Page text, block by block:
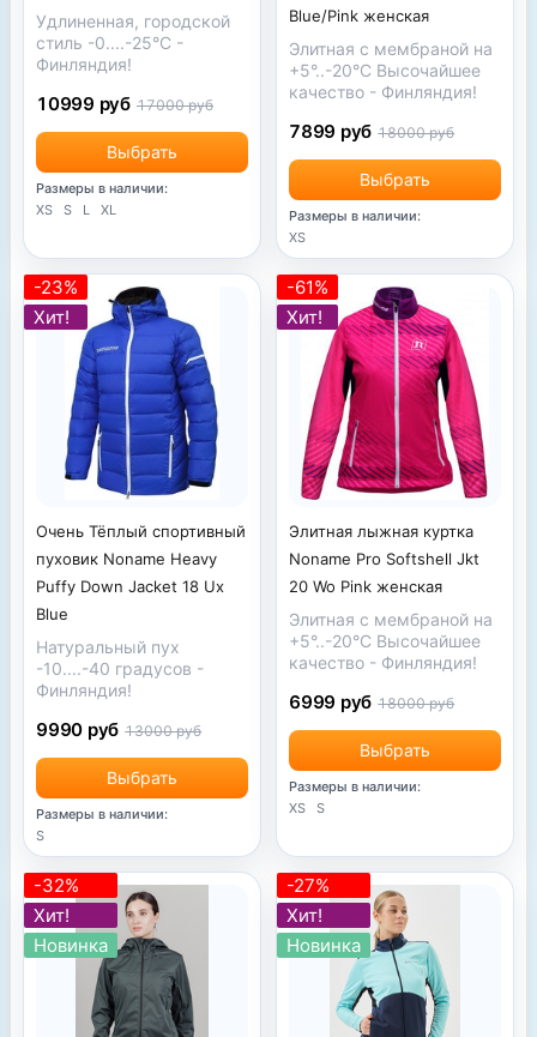
Удлиненная, городской
стиль -0....-25°С -
Финляндия!
Выбрать
10999 руб 17000 руб
Размеры в наличии:
XS
S L XL
Blue/Pink женская
Элитная с мембраной на
+5°..-20°С Высочайшее
качество - Финляндия!
Выбрать
7899 руб 18000 руб
Размеры в наличии:
XS
-23%
Хит!
Очень Тёплый спортивный
пуховик Noname Heavy
Puffy Down Jacket 18 Ux
Blue
Натуральный пух
-10....-40 градусов -
Финляндия!
Выбрать
9990 руб 13000 руб
Размеры в наличии:
S
-61%
Хит!
Элитная лыжная куртка
Noname Pro Softshell Jkt
20 Wo Pink женская
Элитная с мембраной на
+5°..-20°С Высочайшее
качество - Финляндия!
Выбрать
6999 руб 18000 руб
Размеры в наличии:
XS
S
-32%
Хит!
Новинка
-27%
Хит!
Новинка